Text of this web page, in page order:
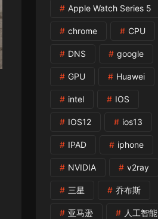
Apple Watch Series 5
chrome CPU
DNS google
GPU Huawei
intel IOS
IOS12 ios13
IPAD iphone
NVIDIA v2ray
三星 乔布斯
亚马逊 人工智能